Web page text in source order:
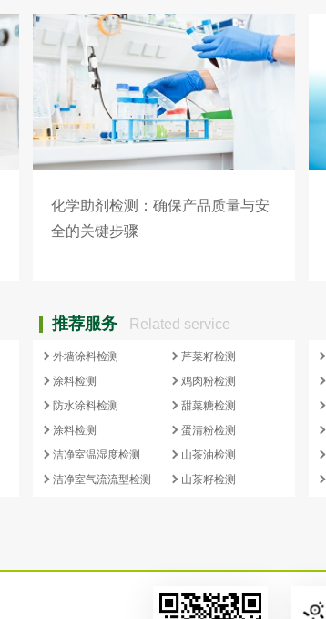
化学助剂检测：确保产品质量与安
全的关键步骤
推荐服务 Related service
外墙涂料检测
涂料检测
防水涂料检测
涂料检测
洁净室温湿度检测
洁净室气流流型检测
芹菜籽检测
鸡肉粉检测
甜菜糖检测
蛋清粉检测
山茶油检测
山茶籽检测